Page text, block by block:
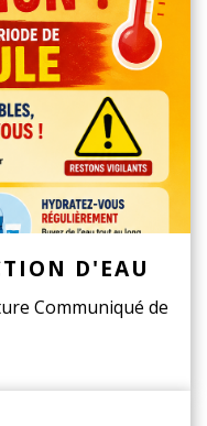
D'EAU
Communiqué de